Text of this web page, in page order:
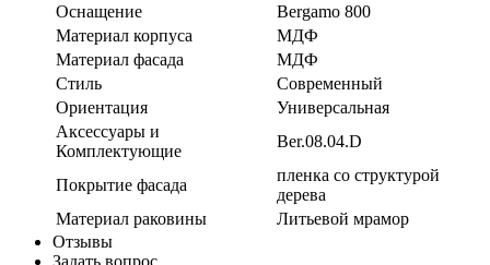
Оснащение
Bergamo 800
Материал корпуса
МДФ
Материал фасада
МДФ
Стиль
Современный
Ориентация
Универсальная
Аксессуары и
Комплектующие
Ber.08.04.D
Покрытие фасада
пленка со структурой
дерева
Материал раковины
Литьевой мрамор
Отзывы
Задать вопрос